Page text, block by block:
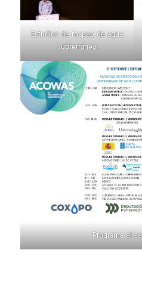
Estudios de mapeo de agua
subterránea
Programa el